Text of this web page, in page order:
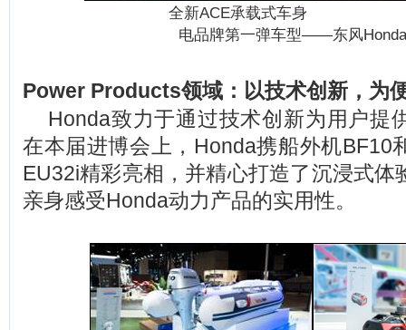
全新ACE承载式
电品牌第一弹车型——东风
Power Products领域：以技术创新，为
Honda致力于通过技术创新为用户提
在本届进博会上，Honda携船外机BF10
EU32i精彩亮相，并精心打造了沉浸式体
亲身感受Honda动力产品的实用性。